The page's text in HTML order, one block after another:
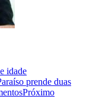
idade
prende duas
Próximo